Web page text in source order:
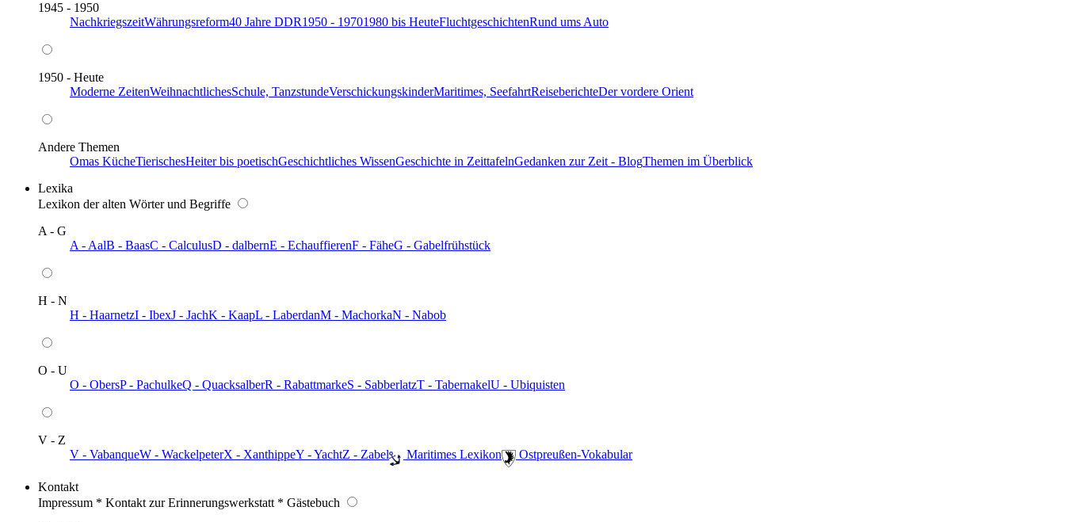
1945 - 1950
NachkriegszeitWährungsreform40 Jahre DDR1950 - 19701980 bis HeuteFluchtgeschichtenRund ums Auto
1950 - Heute
Moderne ZeitenWeihnachtlichesSchule, TanzstundeVerschickungskinderMaritimes, SeefahrtReiseberichteDer vordere Orient
Andere Themen
Omas KücheTierischesHeiter bis poetischGeschichtliches WissenGeschichte in ZeittafelnGedanken zur Zeit - BlogThemen im Überblick
Lexika
Lexikon der alten Wörter und Begriffe
A - G
A - AalB - BaasC - CalculusD - dalbernE - EchauffierenF - FäheG - Gabelfrühstück
H - N
H - HaarnetzI - IbexJ - JachK - KaapL - LaberdanM - MachorkaN - Nabob
O - U
O - ObersP - PachulkeQ - QuacksalberR - RabattmarkeS - SabberlatzT - TabernakelU - Ubiquisten
V - Z
V - VabanqueW - WackelpeterX - XanthippeY - YachtZ - Zabel ️ Maritimes Lexikon ️ Ostpreußen-Vokabular
Kontakt
Impressum * Kontakt zur Erinnerungswerkstatt * Gästebuch